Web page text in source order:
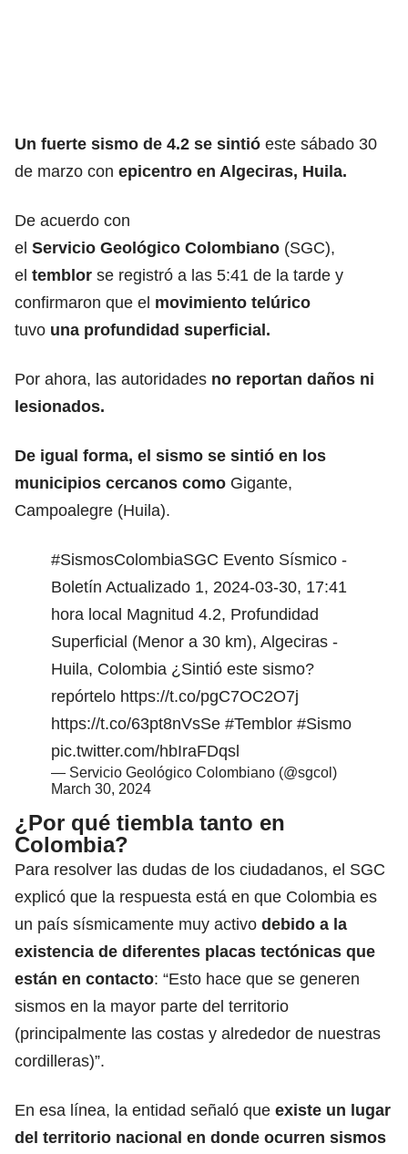
Un fuerte sismo de 4.2 se sintió este sábado 30
de marzo con epicentro en Algeciras, Huila.
De acuerdo con
el Servicio Geológico Colombiano (SGC),
el temblor se registró a las 5:41 de la tarde y
confirmaron que el movimiento telúrico
tuvo una profundidad superficial.
Por ahora, las autoridades no reportan daños ni
lesionados.
De igual forma, el sismo se sintió en los
municipios cercanos como Gigante,
Campoalegre (Huila).
#SismosColombiaSGC Evento Sísmico -
Boletín Actualizado 1, 2024-03-30, 17:41
hora local Magnitud 4.2, Profundidad
Superficial (Menor a 30 km), Algeciras -
Huila, Colombia ¿Sintió este sismo?
repórtelo https://t.co/pgC7OC2O7j
https://t.co/63pt8nVsSe #Temblor #Sismo
pic.twitter.com/hbIraFDqsl
— Servicio Geológico Colombiano (@sgcol)
March 30, 2024
¿Por qué tiembla tanto en
Colombia?
Para resolver las dudas de los ciudadanos, el SGC
explicó que la respuesta está en que Colombia es
un país sísmicamente muy activo debido a la
existencia de diferentes placas tectónicas que
están en contacto: “Esto hace que se generen
sismos en la mayor parte del territorio
(principalmente las costas y alrededor de nuestras
cordilleras)”.
En esa línea, la entidad señaló que existe un lugar
del territorio nacional en donde ocurren sismos